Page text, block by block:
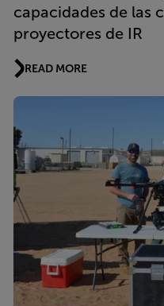
capacidades de las
proyectores de IR
READ MORE